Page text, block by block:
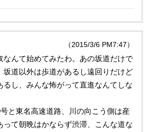
（2015/3/6 PM7:47）
なんて始めてみたわ。あの坂道だけで
坂道以外は歩道があるし遠回りだけど
るし、みんな怖がって直進なんてしな
と東名高速道路、川の向こう側は産
って朝晩はかならず渋滞、こんな道な